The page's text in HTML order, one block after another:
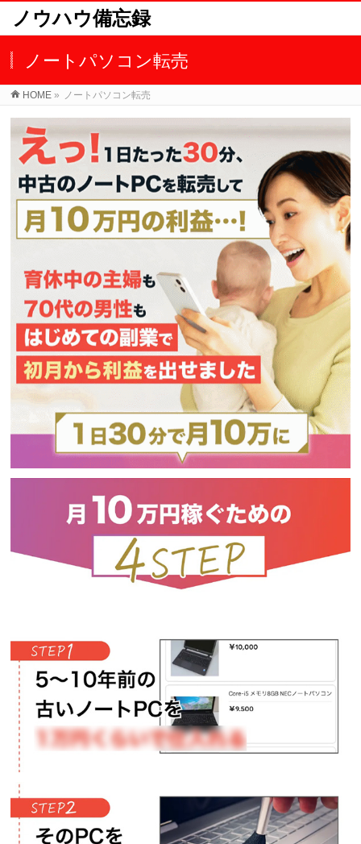
ノウハウ備忘録
ノートパソコン転売
HOME » ノートパソコン転売